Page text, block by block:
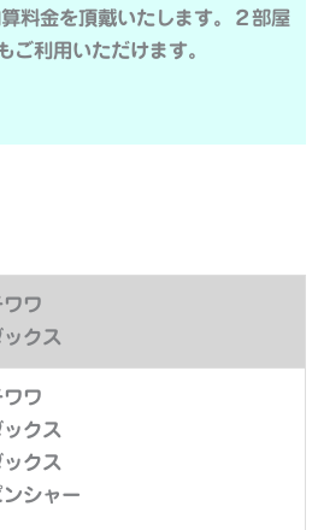
料金を頂戴いたします。２部屋
ご利用いただけます。
ワワ
ックス
ワワ
ックス
クス
ンシャー